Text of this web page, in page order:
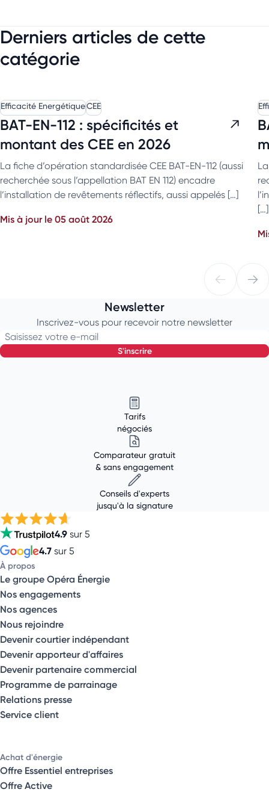
Derniers articles de cette
catégorie
Efficacité EnergétiqueCEE
BAT-EN-112 : spécificités et
montant des CEE en 2026
La fiche d’opération standardisée CEE BAT-EN-112 (aussi
recherchée sous l’appellation BAT EN 112) encadre
l’installation de revêtements réflectifs, aussi appelés […]
Mis à jour le 05 août 2026
[…]
Newsletter
Inscrivez-vous pour recevoir notre newsletter
Saisissez votre e-mail
s'inscrire
Tarifs
négociés
Comparateur gratuit
& sans engagement
Conseils d'experts
jusqu'à la signature
4.9 sur 5
4.7 sur 5
À propos
Le groupe Opéra Énergie
Nos engagements
Nos agences
Nous rejoindre
Devenir courtier indépendant
Devenir apporteur d'affaires
Devenir partenaire commercial
Programme de parrainage
Relations presse
Service client
Achat d'énergie
Offre Essentiel entreprises
Offre Active